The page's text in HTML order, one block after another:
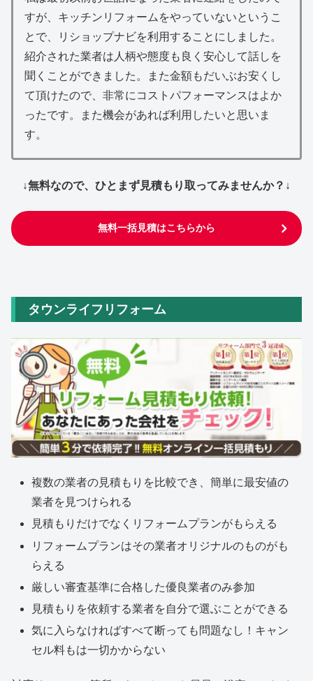
すが、キッチンリフォームをやっていないというこ
とで、リショップナビを利用することにしました。
紹介された業者は人柄や態度も良く安心して話しを
聞くことができました。また金額もだいぶお安くし
て頂けたので、非常にコストパフォーマンスはよか
ったです。また機会があれば利用したいと思いま
す。
↓無料なので、ひとまず見積もり取ってみませんか？↓
無料一括見積はこちらから
タウンライフリフォーム
複数の業者の見積もりを比較でき、簡単に最安値の
業者を見つけられる
見積もりだけでなくリフォームプランがもらえる
リフォームプランはその業者オリジナルのものがも
らえる
厳しい審査基準に合格した優良業者のみ参加
見積もりを依頼する業者を自分で選ぶことができる
気に入らなければすべて断っても問題なし！キャン
セル料もは一切かからない